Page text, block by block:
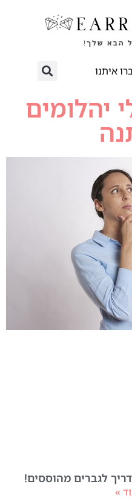
איתנו
יהלומים
לגברים מהוססים!
»